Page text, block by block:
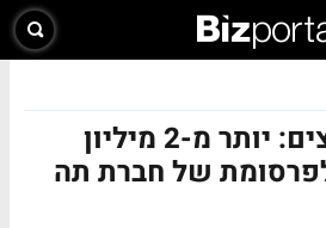
העיקר שיש ציצים: יותר מ-2 מיליון
לפרסומת של חברת תה